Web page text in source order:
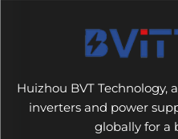
Huizhou BVT
inverters and power
globally for a